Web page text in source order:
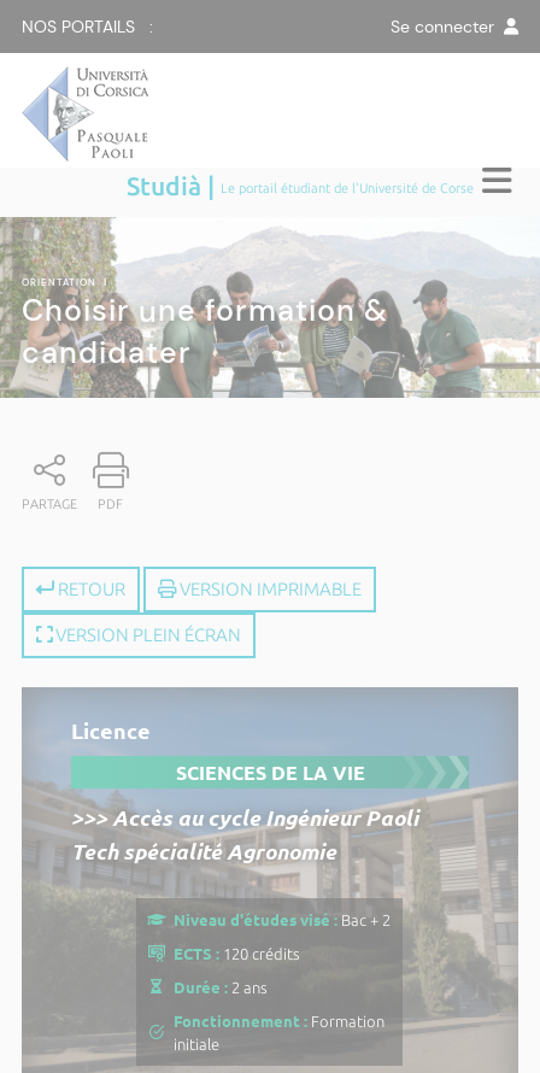
NOS PORTAILS : Se connecter
Studià | Le portail étudiant de l'Université de Corse
ORIENTATION|
Choisir une formation &
candidater
PARTAGE PDF
RETOUR VERSION IMPRIMABLE
VERSION PLEIN ÉCRAN
Licence
SCIENCES DE LA VIE
>>> Accès au cycle Ingénieur Paoli
Tech spécialité Agronomie
Niveau d'études visé : Bac + 2
ECTS : 120 crédits
Durée : 2 ans
Fonctionnement : Formation
initiale